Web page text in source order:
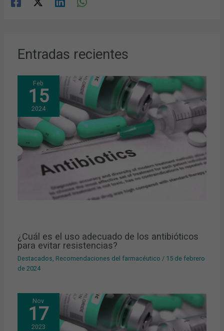
Entradas recientes
Feb
15
2024
¿Cuál es el uso adecuado de los antibióticos
para evitar resistencias?
Destacados Recomendaciones del farmacéutico / 15 de febrero
de 2024
Nov
17
2023